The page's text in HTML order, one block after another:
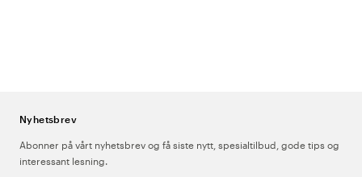
Nyhetsbrev
Abonner på vårt nyhetsbrev og få siste nytt, spesialtilbud, gode tips og
interessant lesning.